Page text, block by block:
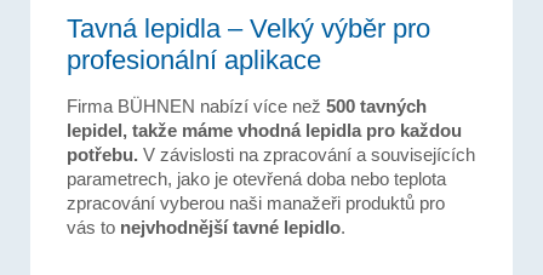
Tavná lepidla – Velký výběr pro
profesionální aplikace
Firma BÜHNEN nabízí více než 500 tavných
lepidel, takže máme vhodná lepidla pro každou
potřebu. V závislosti na zpracování a souvisejících
parametrech, jako je otevřená doba nebo teplota
zpracování vyberou naši manažeři produktů pro
vás to nejvhodnější tavné lepidlo.